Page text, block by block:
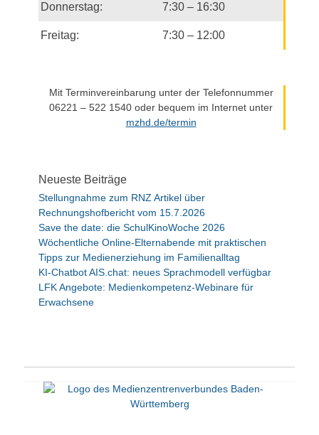
Donnerstag: 7:30 – 16:30
Freitag: 7:30 – 12:00
Mit Terminvereinbarung unter der Telefonnummer
06221 – 522 1540 oder bequem im Internet unter
mzhd.de/termin
Neueste Beiträge
Stellungnahme zum RNZ Artikel über
Rechnungshofbericht vom 15.7.2026
Save the date: die SchulKinoWoche 2026
Wöchentliche Online-Elternabende mit praktischen
Tipps zur Medienerziehung im Familienalltag
KI-Chatbot AIS.chat: neues Sprachmodell verfügbar
LFK Angebote: Medienkompetenz-Webinare für
Erwachsene